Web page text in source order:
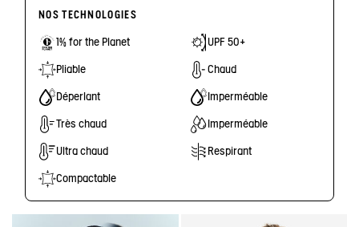
NOS TECHNOLOGIES
1% for the Planet UPF 50+
Pliable Chaud
Déperlant Imperméable
Très chaud Imperméable
Ultra chaud Respirant
Compactable